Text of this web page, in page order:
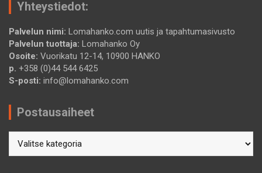
Yhteystiedot:
Palvelun nimi: Lomahanko.com uutis ja tapahtumasivusto
Palvelun tuottaja: Lomahanko Oy
Osoite: Vuorikatu 12-14, 10900 HANKO
p. +358 (0)44 544 6425
S-posti: info@lomahanko.com
Postausaiheet